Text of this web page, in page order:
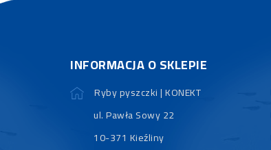
INFORMACJA O SKLEPIE
Ryby pyszczki | KONEKT
ul. Pawła Sowy 22
10-371 Kieźliny